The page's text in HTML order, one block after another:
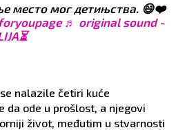
место мог детињства. 😄❤️
♬ original sound -
nalazile četiri kuće
da ode u prošlost, a njegovi
život, međutim u stvarnosti